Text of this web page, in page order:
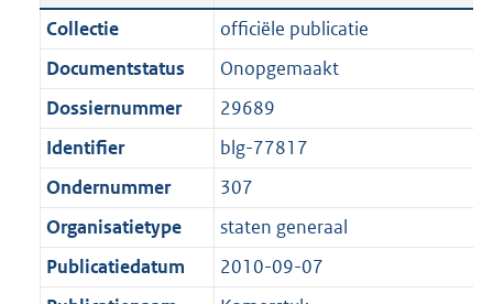
c
t
i
e
n
f
o
r
t
:
2
0
K
b
n
d
s
r
o
t
t
e
a
n
d
g
r
o
t
t
Collectie
officiële publicatie
Documentstatus
Onopgemaakt
Dossiernummer
29689
Identifier
blg-77817
Ondernummer
307
Organisatietype
staten generaal
Publicatiedatum
2010-09-07